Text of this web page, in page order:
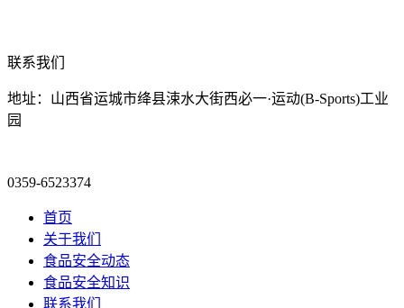
联系我们
地址：山西省运城市绛县涑水大街西必一·运动(B-Sports)工业
园
0359-6523374
首页
关于我们
食品安全动态
食品安全知识
联系我们